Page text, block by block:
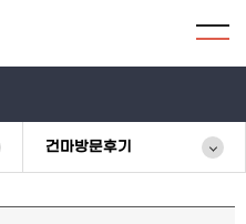
건마방문후기